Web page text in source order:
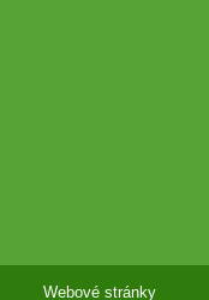
Webové stránky